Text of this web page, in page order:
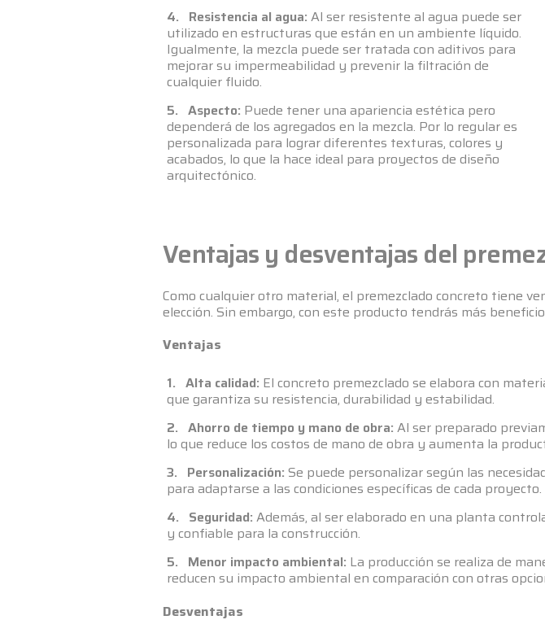
4. Resistencia al agua: Al ser resistente al agua puede ser
utilizado en estructuras que están en un ambiente líquido.
Igualmente, la mezcla puede ser tratada con aditivos para
mejorar su impermeabilidad y prevenir la filtración de
cualquier fluido.
5. Aspecto: Puede tener una apariencia estética pero
dependerá de los agregados en la mezcla. Por lo regular es
personalizada para lograr diferentes texturas, colores y
acabados, lo que la hace ideal para proyectos de diseño
arquitectónico.
Ventajas y desventajas del
Como cualquier otro material, el premezclado concreto tiene
elección. Sin embargo, con este producto tendrás más
Ventajas
1. Alta calidad: El concreto premezclado se elabora con
que garantiza su resistencia, durabilidad y estabilidad.
2. Ahorro de tiempo y mano de obra: Al ser preparado
lo que reduce los costos de mano de obra y aumenta la
3. Personalización: Se puede personalizar según las
para adaptarse a las condiciones específicas de cada proyecto.
4. Seguridad: Además, al ser elaborado en una planta
y confiable para la construcción.
5. Menor impacto ambiental: La producción se realiza de
reducen su impacto ambiental en comparación con otras
Desventajas